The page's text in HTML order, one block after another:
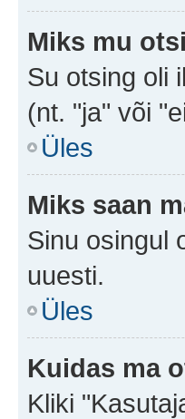
Miks mu
Su otsing oli
(nt. "ja" või
Üles
Miks saan
Sinu osingul
uuesti.
Üles
Kuidas ma
Kliki